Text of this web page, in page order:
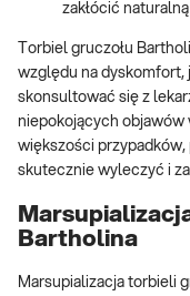
zakłócić
Torbiel gruczołu
względu na dyskomfort,
skonsultować się z
niepokojących objawów
większości
skutecznie wyleczyć i
Bartholina
Marsupializacja torbieli